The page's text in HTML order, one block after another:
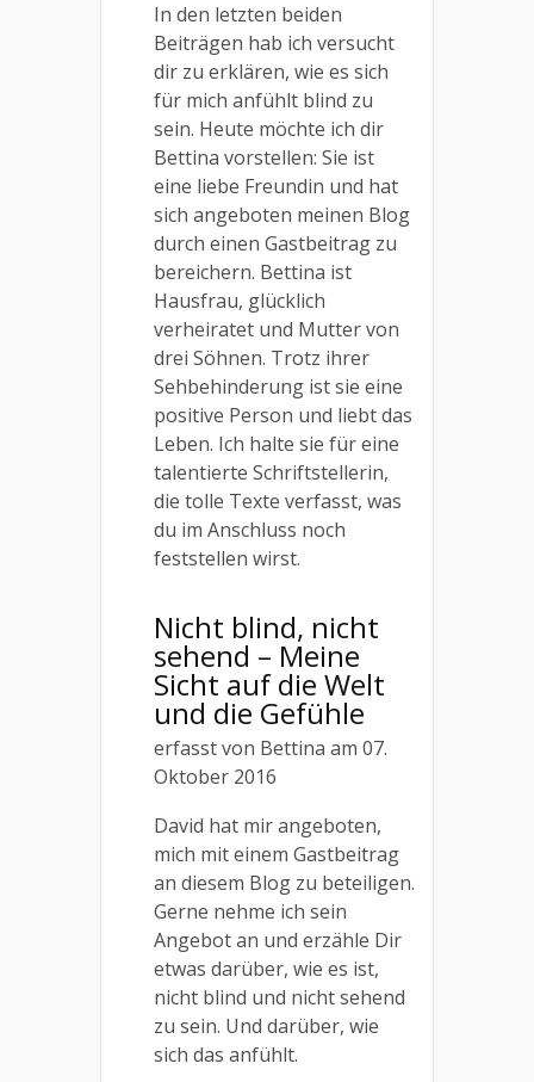
In den letzten beiden
Beiträgen hab ich versucht
dir zu erklären, wie es sich
für mich anfühlt blind zu
sein. Heute möchte ich dir
Bettina vorstellen: Sie ist
eine liebe Freundin und hat
sich angeboten meinen Blog
durch einen Gastbeitrag zu
bereichern. Bettina ist
Hausfrau, glücklich
verheiratet und Mutter von
drei Söhnen. Trotz ihrer
Sehbehinderung ist sie eine
positive Person und liebt das
Leben. Ich halte sie für eine
talentierte Schriftstellerin,
die tolle Texte verfasst, was
du im Anschluss noch
feststellen wirst.
Nicht blind, nicht
sehend – Meine
Sicht auf die Welt
und die Gefühle
erfasst von Bettina am 07.
Oktober 2016
David hat mir angeboten,
mich mit einem Gastbeitrag
an diesem Blog zu beteiligen.
Gerne nehme ich sein
Angebot an und erzähle Dir
etwas darüber, wie es ist,
nicht blind und nicht sehend
zu sein. Und darüber, wie
sich das anfühlt.